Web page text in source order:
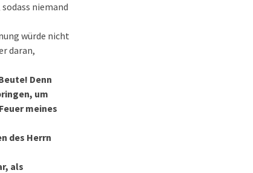
niemand
würde nicht
daran,
Denn
um
meines
des Herrn
als